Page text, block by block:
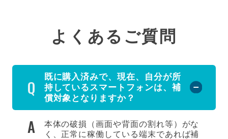
よくあるご質問
既に購入済みで、現在、自分が所
持しているスマートフォンは、補
償対象となりますか？
本体の破損（画面や背面の割れ等）がな
く、正常に稼働している端末であれば補